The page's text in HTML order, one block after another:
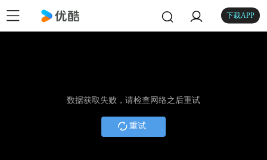
下载APP
数据获取失败，请检查网络之后重试
重试